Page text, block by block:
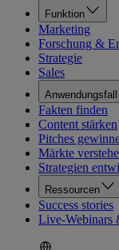
Funktion
Marketing
Forschung &
Strategie
Sales
Anwendungsfall
Fakten finden
Content stärken
Pitches
Märkte
Strategien
Ressourcen
Success stories
Live-Webinars